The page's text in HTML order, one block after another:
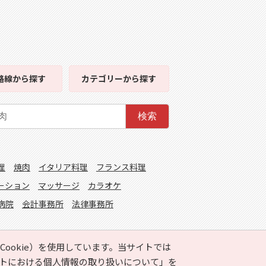
）を使用しています。当サイトでは
における個人情報の取り扱いについて」 を
線から探す カテゴリーから探す
検索
焼肉 イタリア料理
フランス料理
ション マッサージ
カラオケ
院 会計事務所 法律事務所